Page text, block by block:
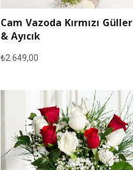
Cam Vazoda Kırmızı Güller
& Ayıcık
₺2.649,00